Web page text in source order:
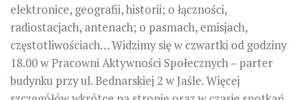
elektronice, geografii, historii; o łączności,
radiostacjach, antenach; o pasmach, emisjach,
częstotliwościach… Widzimy się w czwartki od godziny
18.00 w Pracowni Aktywności Społecznych – parter
budynku przy ul. Bednarskiej 2 w Jaśle. Więcej